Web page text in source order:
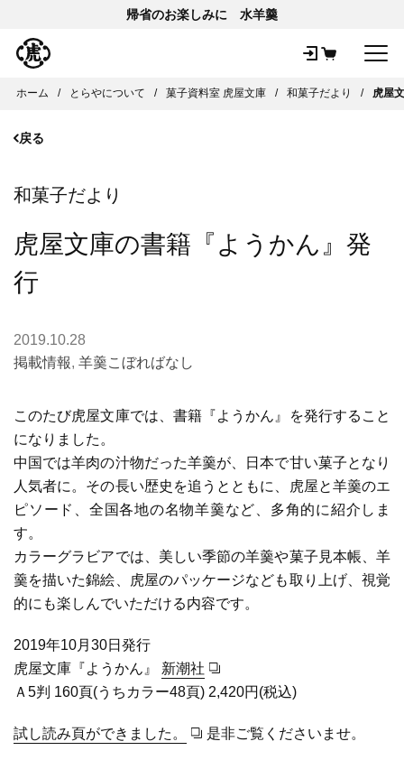
帰省のお楽しみに 水羊羹
ホーム とらやについて 菓子資料室 虎屋文庫 和菓子だより 虎屋
戻る
和菓子だより
虎屋文庫の書籍『ようかん』発
行
2019.10.28
掲載情報, 羊羹こぼればなし
このたび虎屋文庫では、書籍『ようかん』を発行すること
になりました。
中国では羊肉の汁物だった羊羹が、日本で甘い菓子となり
人気者に。その長い歴史を追うとともに、虎屋と羊羹のエ
ピソード、全国各地の名物羊羹など、多角的に紹介しま
す。
カラーグラビアでは、美しい季節の羊羹や菓子見本帳、羊
羹を描いた錦絵、虎屋のパッケージなども取り上げ、視覚
的にも楽しんでいただける内容です。
2019年10月30日発行
虎屋文庫『ようかん』 新潮社
Ａ5判 160頁(うちカラー48頁) 2,420円(税込)
試し読み頁ができました。 是非ご覧くださいませ。